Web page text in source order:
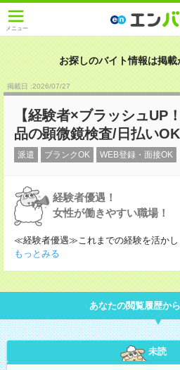
メニュー
お探しのバイト情報は掲載
掲載日 :2026/07/27
【経験者×ブラッシュUP
品の顕微鏡検査/日払いOK
派遣 ブランクOK WEB登録・面接OK
経験者優遇！
女性が働きやすい職場！
≪経験者優遇≫これまでの経験を活かし
もっとみる
あなたの閲覧履歴か
未読